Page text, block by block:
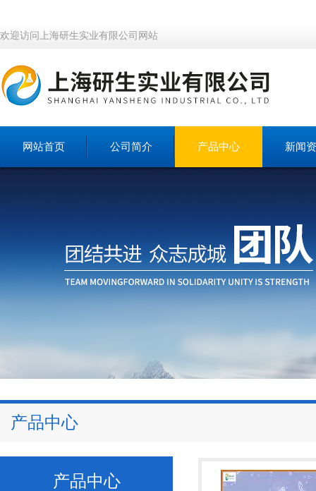
欢迎访问上海研生实业有限公司网站
网站首页 公司简介 产品中心 新闻
产品中心
产品中心